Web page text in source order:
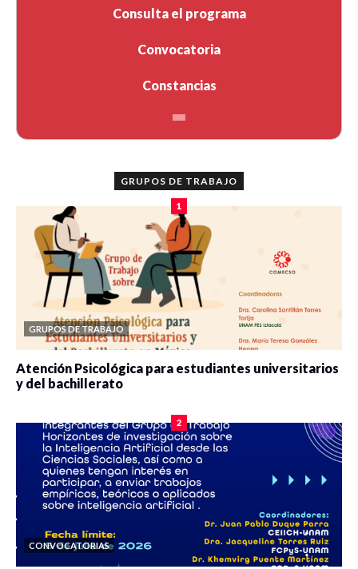
Consulta el programa
Convocatoria
Constancias
GRUPOS DE TRABAJO
1
GRUPOS DE TRABAJO
Atención Psicológica para estudiantes universitarios
y del bachillerato
2
CONVOCATORIAS